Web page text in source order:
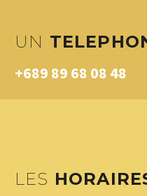
UN
+689 89 68 08 48
LES